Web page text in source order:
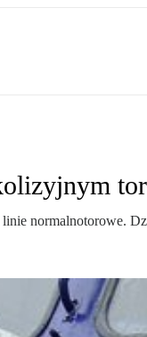
normalnotorowe.